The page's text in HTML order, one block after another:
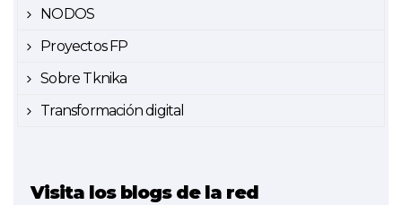
NODOS
Proyectos FP
Sobre Tknika
Transformación digital
Visita los blogs de la red